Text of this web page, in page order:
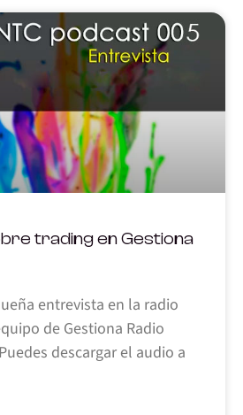
trading en Gestiona
entrevista en la radio
de Gestiona Radio
descargar el audio a